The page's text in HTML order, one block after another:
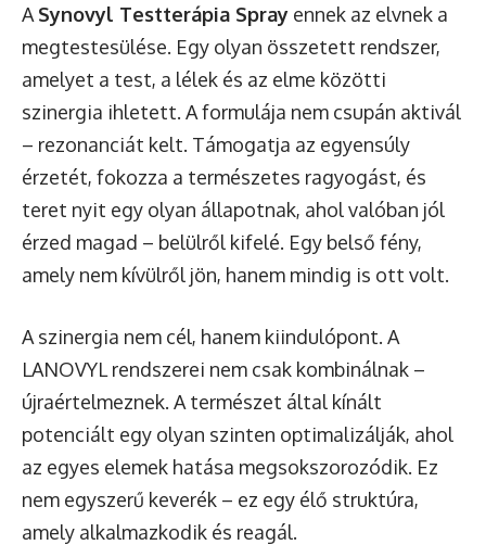
A Synovyl Testterápia Spray ennek az elvnek a
megtestesülése. Egy olyan összetett rendszer,
amelyet a test, a lélek és az elme közötti
szinergia ihletett. A formulája nem csupán aktivál
– rezonanciát kelt. Támogatja az egyensúly
érzetét, fokozza a természetes ragyogást, és
teret nyit egy olyan állapotnak, ahol valóban jól
érzed magad – belülről kifelé. Egy belső fény,
amely nem kívülről jön, hanem mindig is ott volt.
A szinergia nem cél, hanem kiindulópont. A
LANOVYL rendszerei nem csak kombinálnak –
újraértelmeznek. A természet által kínált
potenciált egy olyan szinten optimalizálják, ahol
az egyes elemek hatása megsokszorozódik. Ez
nem egyszerű keverék – ez egy élő struktúra,
amely alkalmazkodik és reagál.